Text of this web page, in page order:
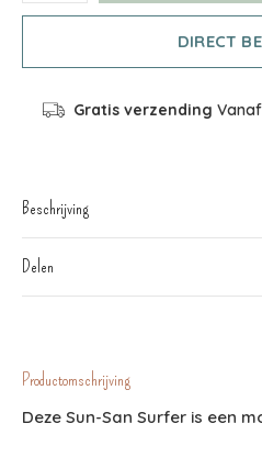
DIRECT
Gratis verzending
Beschrijving
Delen
Productomschrijving
Deze Sun-San Surfer is een